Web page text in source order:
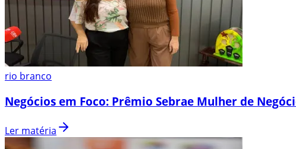
rio branco
Negócios em Foco: Prêmio Sebrae Mulher de
Ler matéria